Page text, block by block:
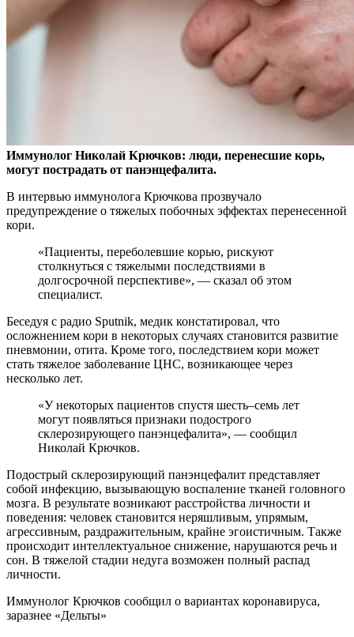
Иммунолог Николай Крючков: люди, перенесшие корь,
могут пострадать от панэнцефалита.
В интервью иммунолога Крючкова прозвучало
предупреждение о тяжелых побочных эффектах перенесенной
кори.
«Пациенты, переболевшие корью, рискуют
столкнуться с тяжелыми последствиями в
долгосрочной перспективе», — сказал об этом
специалист.
Беседуя с радио Sputnik, медик констатировал, что
осложнением кори в некоторых случаях становится развитие
пневмонии, отита. Кроме того, последствием кори может
стать тяжелое заболевание ЦНС, возникающее через
несколько лет.
«У некоторых пациентов спустя шесть–семь лет
могут появляться признаки подострого
склерозирующего панэнцефалита», — сообщил
Николай Крючков.
Подострый склерозирующий панэнцефалит представляет
собой инфекцию, вызывающую воспаление тканей головного
мозга. В результате возникают расстройства личности и
поведения: человек становится неряшливым, упрямым,
агрессивным, раздражительным, крайне эгоистичным. Также
происходит интеллектуальное снижение, нарушаются речь и
сон. В тяжелой стадии недуга возможен полный распад
личности.
Иммунолог Крючков сообщил о вариантах коронавируса,
заразнее «Дельты»